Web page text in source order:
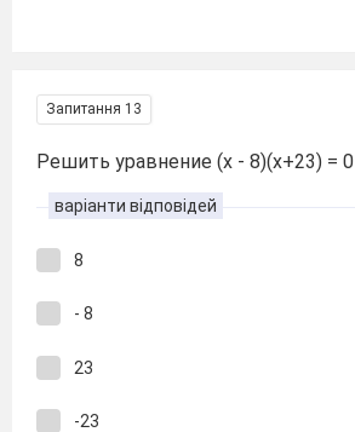
Запитання 13
Решить уравнение (х - 8)(х+23) = 0
варіанти відповідей
8
- 8
23
-23